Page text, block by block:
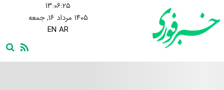
۱۳:۰۶:۲۶
۱۴۰۵ مرداد ۱۶, جمعه
EN AR